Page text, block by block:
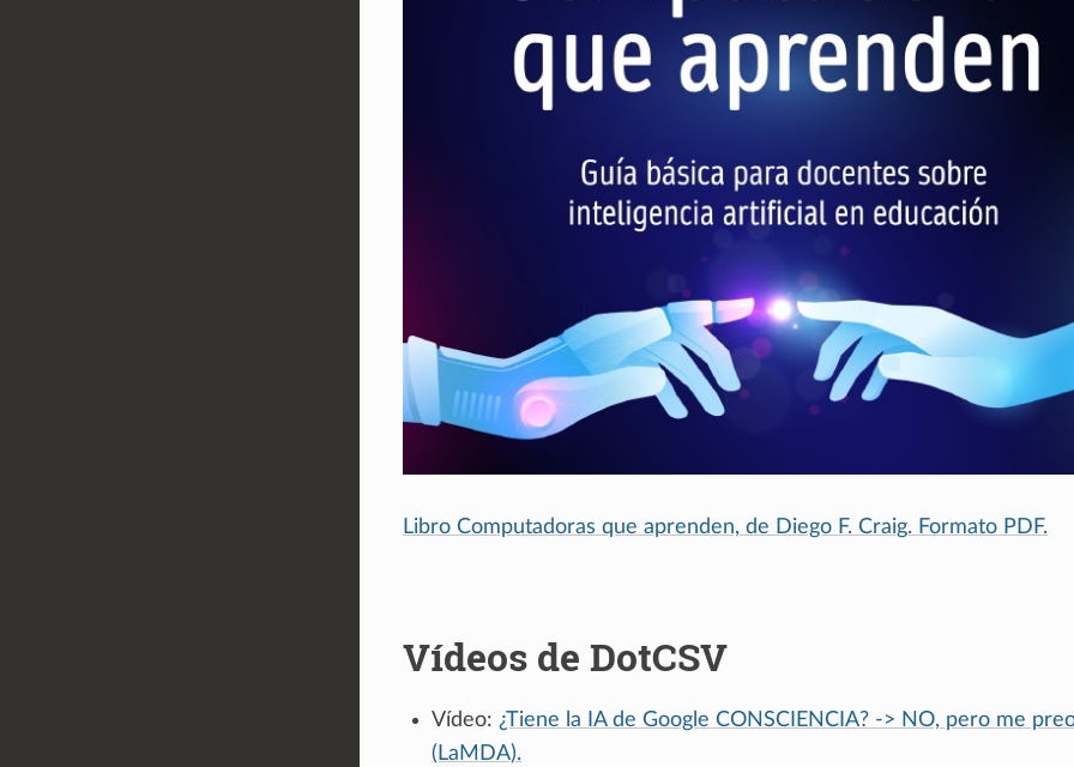
Libro Computadoras que aprenden, de Diego F. Craig. Formato PDF.
Vídeos de DotCSV
Vídeo: ¿Tiene la IA de Google CONSCIENCIA? -> NO, pero me
(LaMDA).